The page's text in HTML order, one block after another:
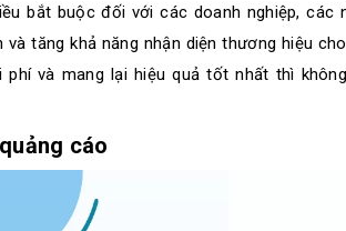
bắt buộc đối với các doanh nghiệp, các
tăng khả năng nhận diện thương hiệu
và mang lại hiệu quả tốt nhất thì
cáo